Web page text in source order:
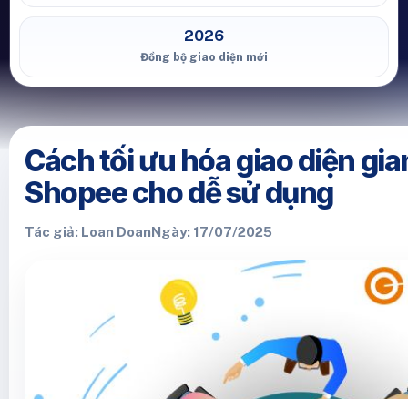
2026
Đồng bộ giao diện mới
Cách tối ưu hóa giao diện
Shopee cho dễ sử dụng
Tác giả: Loan DoanNgày: 17/07/2025